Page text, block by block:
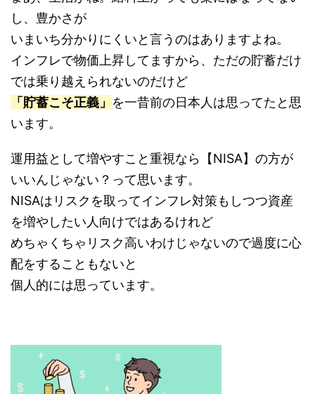
し、豊かさが
いまいち分かりにくいと言うのはありますよね。
インフレで物価上昇してますから、ただの貯蓄だけ
では乗り越えられないのだけど
「貯蓄こそ正義」 を一昔前の日本人は思ってたと思
います。
運用益として増やすこと重視なら【NISA】の方が
いいんじゃない？って思います。
NISAはリスクを取ってインフレ対策もしつつ資産
を増やしたい人向けではあるけれど
めちゃくちゃリスク高いわけじゃないので過度に心
配をすることもないと
個人的には思っています。